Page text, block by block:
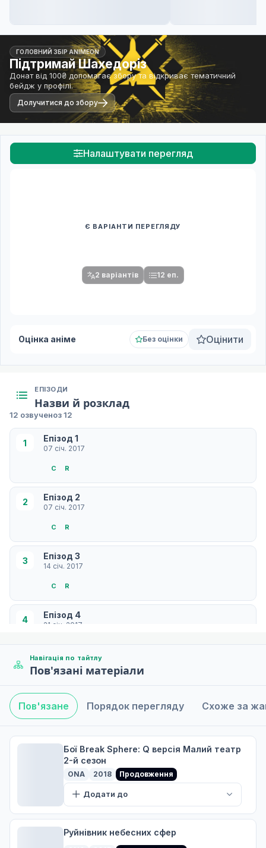
ГОЛОВНИЙ ЗБІР ANIMEON
Підтримай Шахедоріз
Донат від 100₴ допомагає збору та відкриває тематичний
бейдж у профілі.
Долучитися до збору
Налаштувати перегляд
Є ВАРІАНТИ ПЕРЕГЛЯДУ
2 варіантів 12 еп.
Оцінка аніме Без оцінки Оцінити
ЕПІЗОДИ
Назви й розклад
12 озвученоз 12
1 Епізод 1
07 січ. 2017
С R
2 Епізод 2
07 січ. 2017
С R
3 Епізод 3
14 січ. 2017
С R
4 Епізод 4
21 січ. 2017
Епізод 5
С R
6
11 лют. 2017
С
Епізод 7
18 лют. 2017
С R
Навігація по тайтлу
Пов'язані матеріали
Пов'язане Порядок перегляду Схоже за
Бої Break Sphere: Q версія Малий театр
2-й сезон
ONA 2018 Продовження
Додати до
Руйнівник небесних сфер